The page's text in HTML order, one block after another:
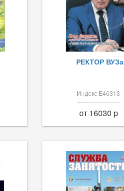
РЕКТОР ВУЗа
Индекс Е46313
от 16030 p